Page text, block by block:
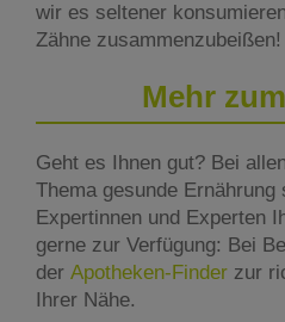
wir es seltener
Zähne zusammenzubeißen!
Mehr
Geht es Ihnen gut? Bei
Thema gesunde Ernährung
Expertinnen und Experten
gerne zur Verfügung: Bei
der Apotheken-Finder zur
Ihrer Nähe.